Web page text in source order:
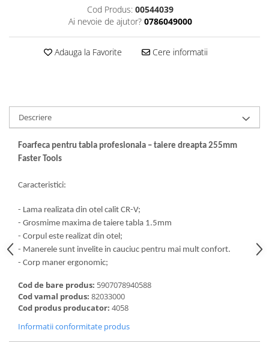
Tubulare 1/2 si accesoriiCod Produs: 00544039
Ai nevoie de ajutor? 0786049000
Adauga la Favorite Cere informatii
Descriere
Foarfeca pentru tabla profesionala – taiere dreapta 255mm
Faster Tools
Caracteristici:
- Lama realizata din otel calit CR-V;
- Grosmime maxima de taiere tabla 1.5mm
- Corpul este realizat din otel;
- Manerele sunt invelite in cauciuc pentru mai mult confort.
- Corp maner ergonomic;
Cod de bare produs: 5907078940588
Cod vamal produs: 82033000
Cod produs producator: 4058
Informatii conformitate produs